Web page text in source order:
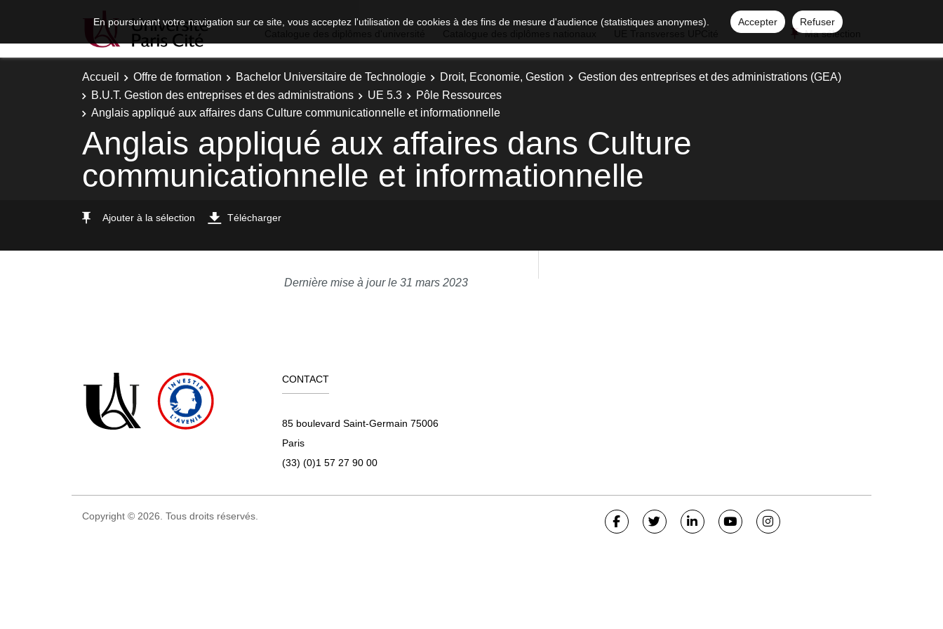
En poursuivant votre navigation sur ce site, vous acceptez l'utilisation de cookies à des fins de mesure d'audience (statistiques anonymes). Accepter
Refuser
Ma sélection
Accueil Offre de formation Bachelor Universitaire de Technologie Droit, Economie, Gestion
Gestion des entreprises et des administrations (GEA)
B.U.T. Gestion des entreprises et des administrations
UE 5.3
Pôle Ressources
Anglais appliqué aux affaires dans Culture communicationnelle et informationnelle
Anglais appliqué aux affaires dans Culture
communicationnelle et informationnelle
Ajouter à la sélection Télécharger
Dernière mise à jour le 31 mars 2023
CONTACT
85 boulevard Saint-Germain 75006
Paris
(33) (0)1 57 27 90 00
Copyright © 2026. Tous droits réservés.